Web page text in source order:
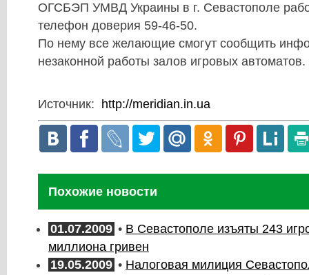
ОГСБЭП УМВД Украины в г. Севастополе
телефон доверия 59-46-50.
По нему все желающие смогут сообщить
незаконной работы залов игровых автоматов.
Источник: http://meridian.in.ua
Похожие новости
01.07.2009 • В Севастополе изъяты 243
миллиона гривен
19.05.2009 • Налоговая милиция